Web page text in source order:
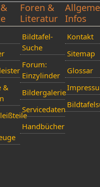
&
Foren &
Literatur
Bildtafel-
Suche
Forum:
Einzylinder
Bildergalerie
Servicedaten
Handbücher
Infos
Kontakt
Sitemap
Glossar